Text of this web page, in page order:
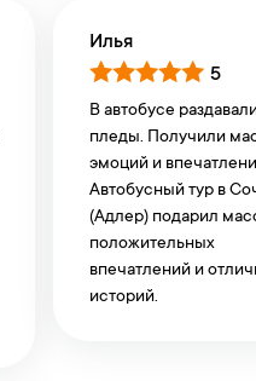
Илья
5
В автобусе
пледы. Получили
эмоций и
Автобусный тур в
(Адлер) подарил
положительных
впечатлений и
историй.